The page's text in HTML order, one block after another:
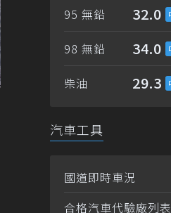
95 無鉛 32.0
98 無鉛 34.0
柴油 29.3
汽車工具
國道即時車況
合格汽車代驗廠列表